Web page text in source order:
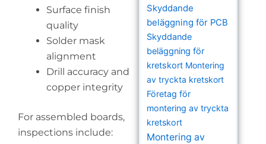
Surface finish
quality
Solder mask
alignment
Drill accuracy and
copper integrity
For assembled boards,
inspections include:
Skyddande
beläggning för PCB
Skyddande
beläggning för
kretskort Montering
av tryckta kretskort
Företag för
montering av tryckta
kretskort
Montering av